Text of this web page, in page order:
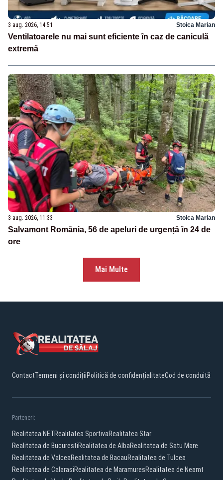
3 aug. 2026, 14:51 Stoica Marian
Ventilatoarele nu mai sunt eficiente în caz de caniculă
extremă
3 aug. 2026, 11:33 Stoica Marian
Salvamont România, 56 de apeluri de urgență în 24 de
ore
Mai Multe
ContactTermeni și condițiiPolitică de confidențialitateCod de conduită
Parteneri:
Realitatea.NETRealitatea SportivaRealitatea Star
Realitatea de BucurestiRealitatea de AlbaRealitatea de Satu Mare
Realitatea de ValceaRealitatea de BacauRealitatea de Tulcea
Realitatea de CalarasiRealitatea de MaramuresRealitatea de Neamt